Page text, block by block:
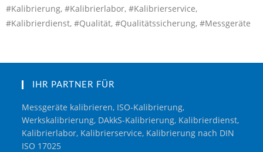
#Kalibrierung, #Kalibrierlabor, #Kalibrierservice,
#Kalibrierdienst, #Qualität, #Qualitätssicherung, #Messgeräte
IHR PARTNER FÜR
Messgeräte kalibrieren, ISO-Kalibrierung,
Werkskalibrierung, DAkkS-Kalibrierung, Kalibrierdienst,
Kalibrierlabor, Kalibrierservice, Kalibrierung nach DIN
ISO 17025